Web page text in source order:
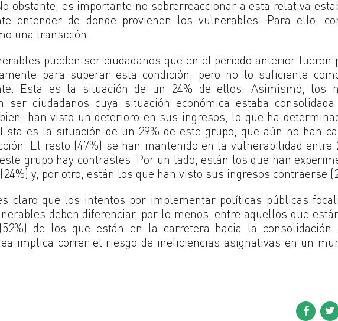
obstante, es importante no sobrerreaccionar a esta relativa
entender de donde provienen los vulnerables. Para ello,
una transición.
pueden ser ciudadanos que en el período anterior fueron
para superar esta condición, pero no lo suficiente
Esta es la situación de un 24% de ellos. Asimismo, los
ser ciudadanos cuya situación económica estaba
han visto un deterioro en sus ingresos, lo que ha
es la situación de un 29% de este grupo, que aún no han
El resto (47%) se han mantenido en la vulnerabilidad entre
grupo hay contrastes. Por un lado, están los que han
y, por otro, están los que han visto sus ingresos contraerse
claro que los intentos por implementar políticas públicas
deben diferenciar, por lo menos, entre aquellos que
de los que están en la carretera hacia la consolidación
implica correr el riesgo de ineficiencias asignativas en un